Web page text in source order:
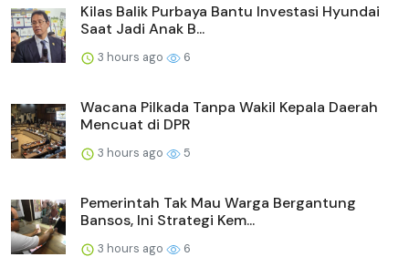
Kilas Balik Purbaya Bantu Investasi Hyundai
Saat Jadi Anak B...
3 hours ago 6
Wacana Pilkada Tanpa Wakil Kepala Daerah
Mencuat di DPR
3 hours ago 5
Pemerintah Tak Mau Warga Bergantung
Bansos, Ini Strategi Kem...
3 hours ago 6